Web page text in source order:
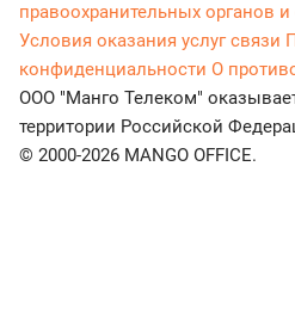
правоохранительных органов и
Условия оказания услуг связи
конфиденциальности О
ООО "Манго Телеком"
территории Российской
© 2000-2026 MANGO OFFICE.